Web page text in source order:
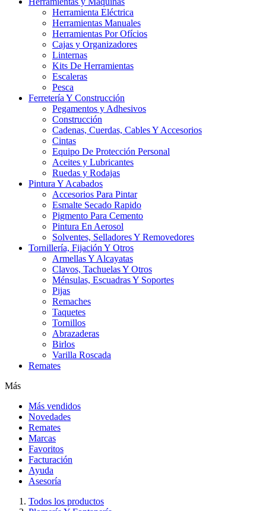
Herramienta Eléctrica
Herramientas Manuales
Herramientas Por Ofícios
Cajas y Organizadores
Linternas
Kits De Herramientas
Escaleras
Pesca
Ferretería Y Construcción
Pegamentos y Adhesivos
Construcción
Cadenas, Cuerdas, Cables Y Accesorios
Cintas
Equipo De Protección Personal
Aceites y Lubricantes
Ruedas y Rodajas
Pintura Y Acabados
Accesorios Para Pintar
Esmalte Secado Rapido
Pigmento Para Cemento
Pintura En Aerosol
Solventes, Selladores Y Removedores
Tornillería, Fijación Y Otros
Armellas Y Alcayatas
Clavos, Tachuelas Y Otros
Ménsulas, Escuadras Y Soportes
Pijas
Remaches
Taquetes
Tornillos
Abrazaderas
Birlos
Varilla Roscada
Remates
Más
Más vendidos
Novedades
Remates
Marcas
Favoritos
Facturación
Ayuda
Asesoría
Todos los productos